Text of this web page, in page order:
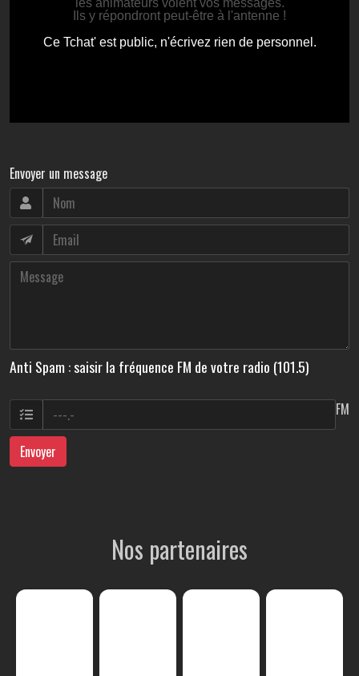
Envoyer un message
Anti Spam : saisir la fréquence FM de votre radio (101.5)
FM
Envoyer
Nos partenaires